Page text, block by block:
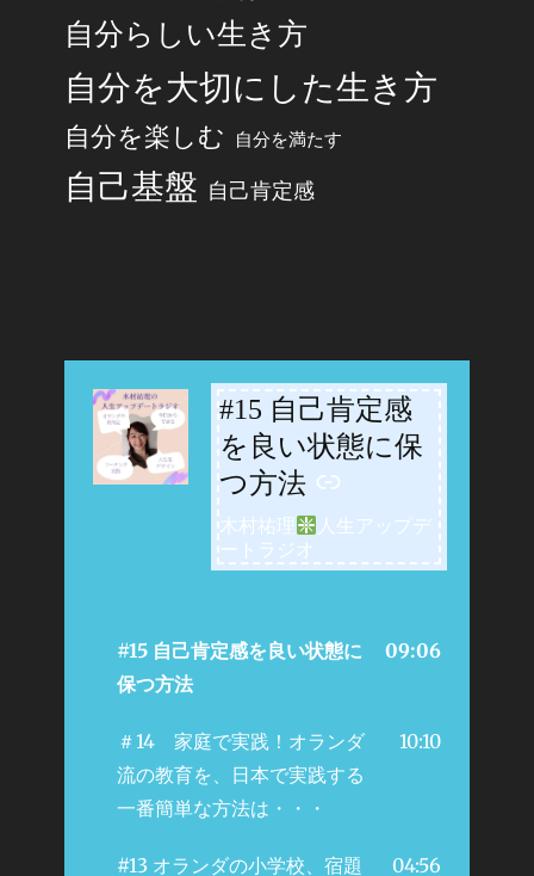
自分らしい生き方
自分を大切にした生き方
自分を楽しむ 自分を満たす
自己基盤 自己肯定感
#15 自己肯定感
を良い状態に保
つ方法
-
木村祐理
人生アップデ
ートラジオ
#15 自己肯定感を良い状態に
保つ方法
09:06
＃14 家庭で実践！オランダ
流の教育を、日本で実践する
一番簡単な方法は・・・
10:10
#13 オランダの小学校、宿題 04:56